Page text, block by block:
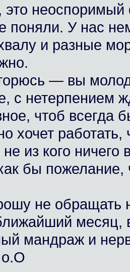
поняли. У нас
и разные
— вы
с нетерпением
чтоб всегда
хочет работать,
из кого ничего
бы пожелание,
не обращать
месяц,
мандраж и